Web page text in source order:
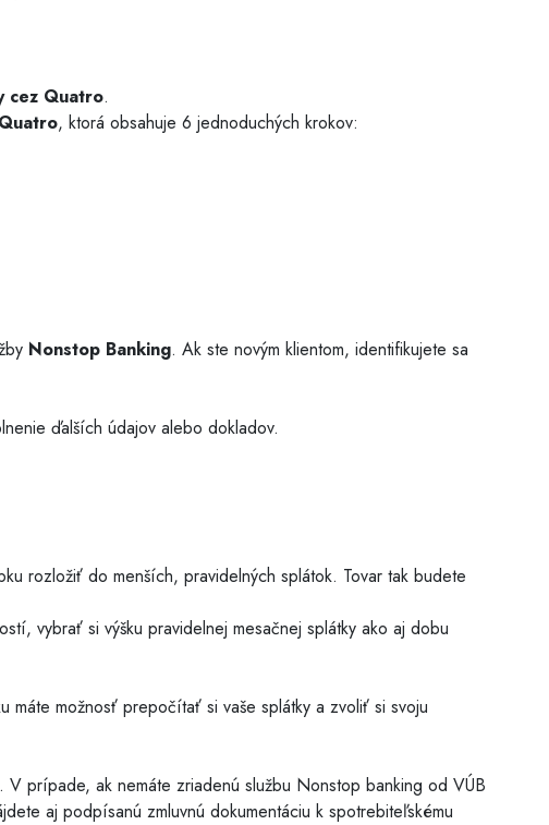
cez Quatro.
, ktorá obsahuje 6 jednoduchých krokov:
Nonstop Banking. Ak ste novým klientom, identifikujete sa
ďalších údajov alebo dokladov.
rozložiť do menších, pravidelných splátok. Tovar tak budete
vybrať si výšku pravidelnej mesačnej splátky ako aj dobu
máte možnosť prepočítať si vaše splátky a zvoliť si svoju
prípade, ak nemáte zriadenú službu Nonstop banking od VÚB
aj podpísanú zmluvnú dokumentáciu k spotrebiteľskému